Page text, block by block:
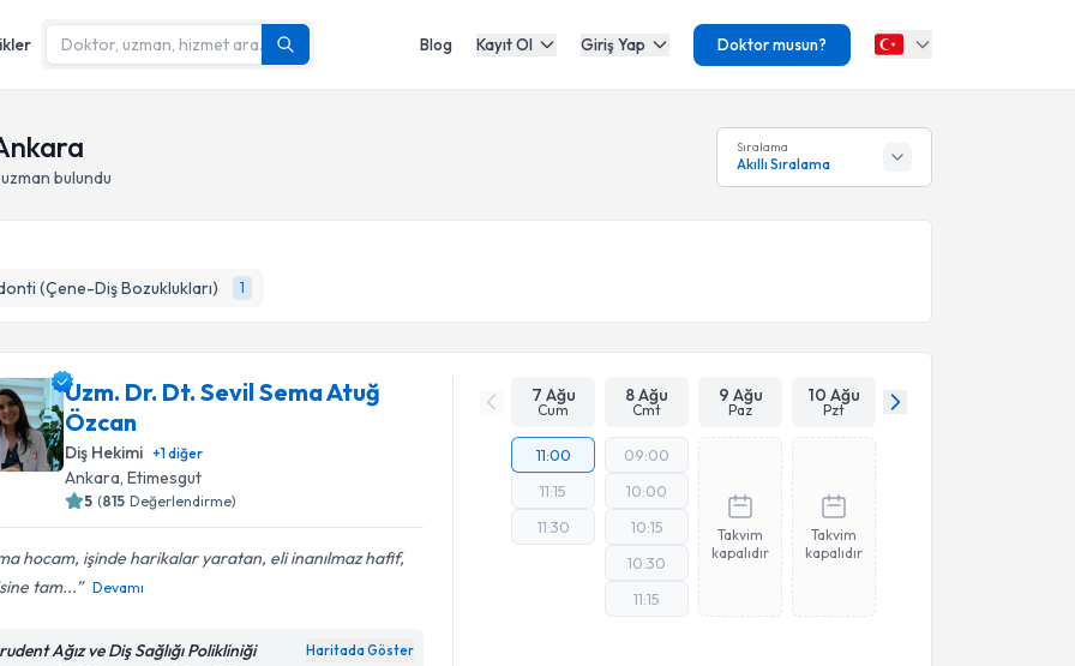
Blog Kayıt Ol Giriş Yap Doktor musun?
bulundu
Sıralama
Akıllı Sıralama
(Çene-Diş Bozuklukları) 1
Uzm. Dr. Dt. Sevil Sema Atuğ
Özcan
Diş Hekimi +1diğer
Ankara, Etimesgut
5 (815 Değerlendirme)
hocam, işinde harikalar yaratan, eli inanılmaz hafif,
tam...
Devamı
Ağız ve Diş Sağlığı Polikliniği Haritada Göster
7 Ağu
Cum
8 Ağu
Cmt
9 Ağu
Paz
10 Ağu
Pzt
11:00
11:15
11:30
09:00
10:00
10:15
10:30
11:15
Takvim
kapalıdır
Takvim
kapalıdır